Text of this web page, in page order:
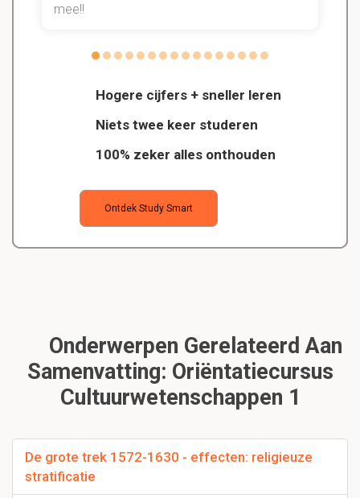
Hogere cijfers + sneller leren
Niets twee keer studeren
100% zeker alles onthouden
Ontdek Study Smart
mee!!
Onderwerpen Gerelateerd Aan
Samenvatting: Oriëntatiecursus
Cultuurwetenschappen 1
De grote trek 1572-1630 - effecten: religieuze
stratificatie